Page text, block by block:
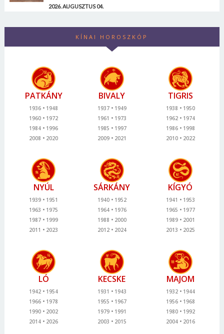
2026. AUGUSZTUS 04.
KÍNAI HOROSZKÓP
PATKÁNY
1936
1948
1960
1972
1984
1996
2008
2020
BIVALY
1937
1949
1961
1973
1985
1997
2009
2021
TIGRIS
1938
1950
1962
1974
1986
1998
2010
2022
NYÚL
1939
1951
1963
1975
1987
1999
2011
2023
SÁRKÁNY
1940
1952
1964
1976
1988
2000
2012
2024
KÍGYÓ
1941
1953
1965
1977
1989
2001
2013
2025
LÓ
1942
1954
1966
1978
1990
2002
2014
2026
KECSKE
1931
1943
1955
1967
1979
1991
2003
2015
MAJOM
1932
1944
1956
1968
1980
1992
2004
2016